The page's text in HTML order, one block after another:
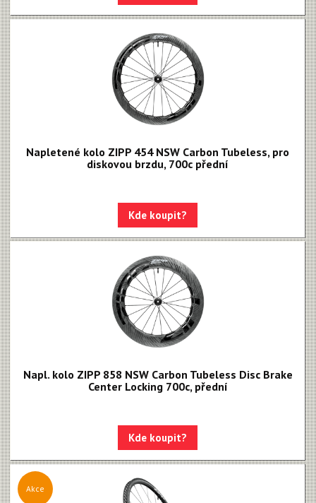
Napletené kolo ZIPP 454 NSW Carbon Tubeless, pro
diskovou brzdu, 700c přední
Kde koupit?
Napl. kolo ZIPP 858 NSW Carbon Tubeless Disc Brake
Center Locking 700c, přední
Kde koupit?
Akce